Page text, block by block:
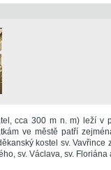
cca 300 m n. m) leží v
ve městě patří
kostel sv.
sv. Václava, sv. Floriána